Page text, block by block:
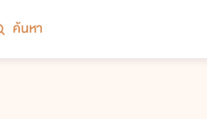
ค้นหา